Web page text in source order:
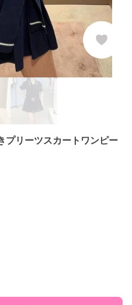
プリーツスカートワンピー